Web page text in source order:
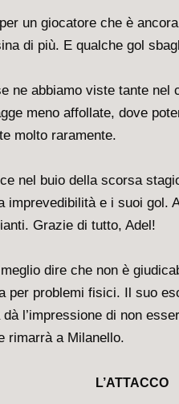
un giocatore che è
di più. E qualche gol
ne abbiamo viste tante
meno affollate, dove
molto raramente.
nel buio della scorsa
e i suoi gol.
Grazie di tutto, Adel!
dire che non è
per problemi fisici. Il suo
l’impressione di non
rimarrà a Milanello.
L’ATTACCO